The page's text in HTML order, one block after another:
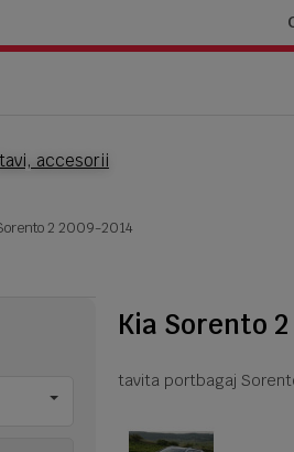
accesorii
2 2009-2014
Kia Sorento
tavita portbagaj